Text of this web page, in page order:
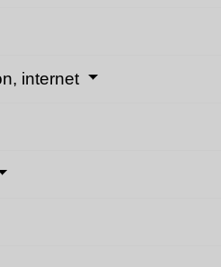
internet